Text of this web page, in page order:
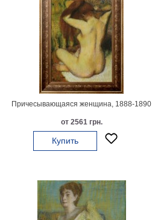
Причесывающаяся женщина, 1888-1890
от 2561 грн.
Купить